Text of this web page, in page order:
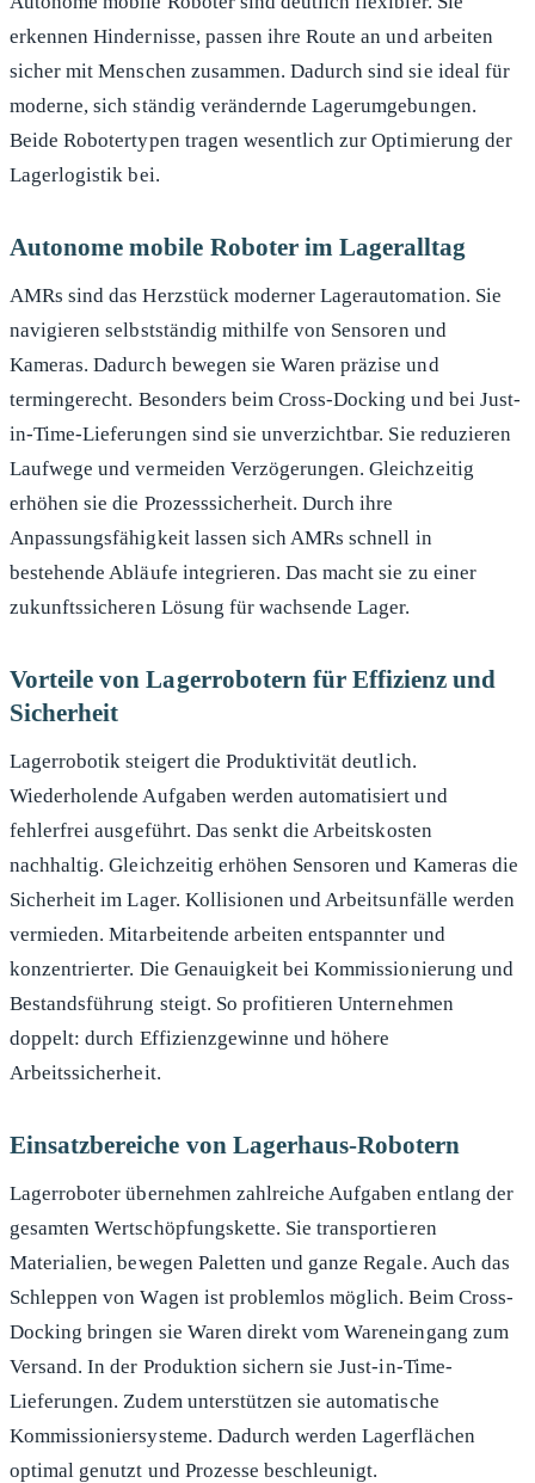
erkennen Hindernisse, passen ihre Route an und arbeiten
sicher mit Menschen zusammen. Dadurch sind sie ideal für
moderne, sich ständig verändernde Lagerumgebungen.
Beide Robotertypen tragen wesentlich zur Optimierung der
Lagerlogistik bei.
Autonome mobile Roboter im Lageralltag
AMRs sind das Herzstück moderner Lagerautomation. Sie
navigieren selbstständig mithilfe von Sensoren und
Kameras. Dadurch bewegen sie Waren präzise und
termingerecht. Besonders beim Cross-Docking und bei Just-
in-Time-Lieferungen sind sie unverzichtbar. Sie reduzieren
Laufwege und vermeiden Verzögerungen. Gleichzeitig
erhöhen sie die Prozesssicherheit. Durch ihre
Anpassungsfähigkeit lassen sich AMRs schnell in
bestehende Abläufe integrieren. Das macht sie zu einer
zukunftssicheren Lösung für wachsende Lager.
Vorteile von Lagerrobotern für Effizienz und
Sicherheit
Lagerrobotik steigert die Produktivität deutlich.
Wiederholende Aufgaben werden automatisiert und
fehlerfrei ausgeführt. Das senkt die Arbeitskosten
nachhaltig. Gleichzeitig erhöhen Sensoren und Kameras die
Sicherheit im Lager. Kollisionen und Arbeitsunfälle werden
vermieden. Mitarbeitende arbeiten entspannter und
konzentrierter. Die Genauigkeit bei Kommissionierung und
Bestandsführung steigt. So profitieren Unternehmen
doppelt: durch Effizienzgewinne und höhere
Arbeitssicherheit.
Einsatzbereiche von Lagerhaus-Robotern
Lagerroboter übernehmen zahlreiche Aufgaben entlang der
gesamten Wertschöpfungskette. Sie transportieren
Materialien, bewegen Paletten und ganze Regale. Auch das
Schleppen von Wagen ist problemlos möglich. Beim Cross-
Docking bringen sie Waren direkt vom Wareneingang zum
Versand. In der Produktion sichern sie Just-in-Time-
Lieferungen. Zudem unterstützen sie automatische
Kommissioniersysteme. Dadurch werden Lagerflächen
optimal genutzt und Prozesse beschleunigt.